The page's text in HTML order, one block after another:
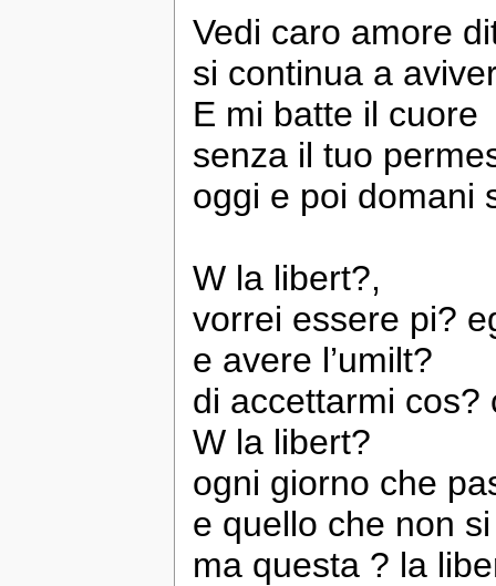
Vedi caro amore
si continua a
E mi batte il cuore
senza il tuo
oggi e poi domani
W la libert?,
vorrei essere pi?
e avere l’umilt?
di accettarmi cos?
W la libert?
ogni giorno che
e quello che non
ma questa ? la